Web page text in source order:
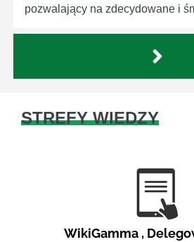
pozwalający na zdecydowane i
STREFY WIEDZY
WikiGamma ,